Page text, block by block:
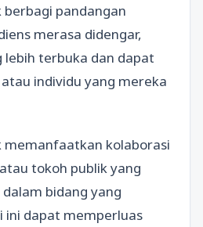
pandangan
merasa didengar,
lebih terbuka dan dapat
individu yang mereka
memanfaatkan kolaborasi
tokoh publik yang
bidang yang
ini dapat memperluas